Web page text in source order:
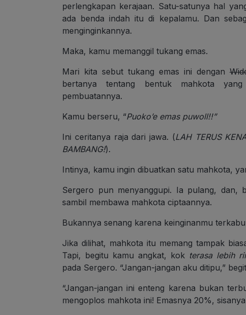
perlengkapan kerajaan. Satu-satunya hal
ada benda indah itu di kepalamu. Dan
menginginkannya.
Maka, kamu memanggil tukang emas.
Mari kita sebut tukang emas ini dengan
bertanya tentang bentuk mahkota
pembuatannya.
Kamu berseru, “Puoko’e emas puwoll!!”
Ini ceritanya raja dari jawa. (LAH TERUS
BAMBANG!).
Intinya, kamu ingin dibuatkan satu mahkota,
Sergero pun menyanggupi. Ia pulang, dan,
sambil membawa mahkota ciptaannya.
Bukannya senang karena keinginanmu
Jika dilihat, mahkota itu memang tampak
Tapi, begitu kamu angkat, kok terasa lebih
pada Sergero. “Jangan-jangan aku ditipu,”
“Jangan-jangan ini enteng karena bukan
mengoplos mahkota ini! Emasnya 20%,